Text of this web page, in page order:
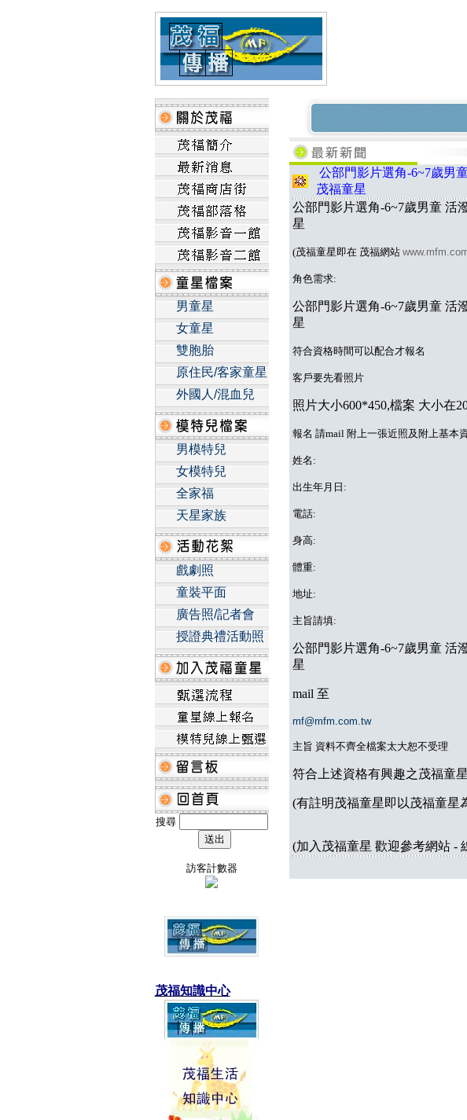
男童星
女童星
雙胞胎
原住民/客家童星
外國人/混血兒
男模特兒
女模特兒
全家福
天星家族
戲劇照
童裝平面
廣告照/記者會
授證典禮活動照
搜尋
訪客計數器
茂福知識中心
公部門影片選角-6~7歲男
茂福童星
公部門影片選角-6~7歲男童 活
星
(茂福童星即在 茂福網站
角色需求:
公部門影片選角-6~7歲男童 活
星
符合資格時間可以配合才報名
客戶要先看照片
照片大小600*450,檔案 大小在
報名 請mail 附上一張近照及附上基本
姓名:
出生年月日:
電話:
身高:
體重:
地址:
主旨請填:
公部門影片選角-6~7歲男童 活
星
mail 至
mf@mfm.com.tw
主旨 資料不齊全檔案太大恕不受理
符合上述資格有興趣之茂福童
(有註明茂福童星即以茂福童
(加入茂福童星 歡迎參考網站 -